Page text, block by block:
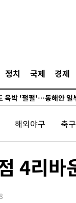
정치 국제 경제
경선 제주·인천 당원
레티코 이적 기뻐…등번
도 '무더위'…동해안 시
육박 '펄펄'…동해안 일
81.4㎜ 물폭탄…도로
근 천종산삼 9뿌리 발
아시안게임서 '홈팀' 일
이지만…'낮 최고 35도'
해외야구 축구
4리